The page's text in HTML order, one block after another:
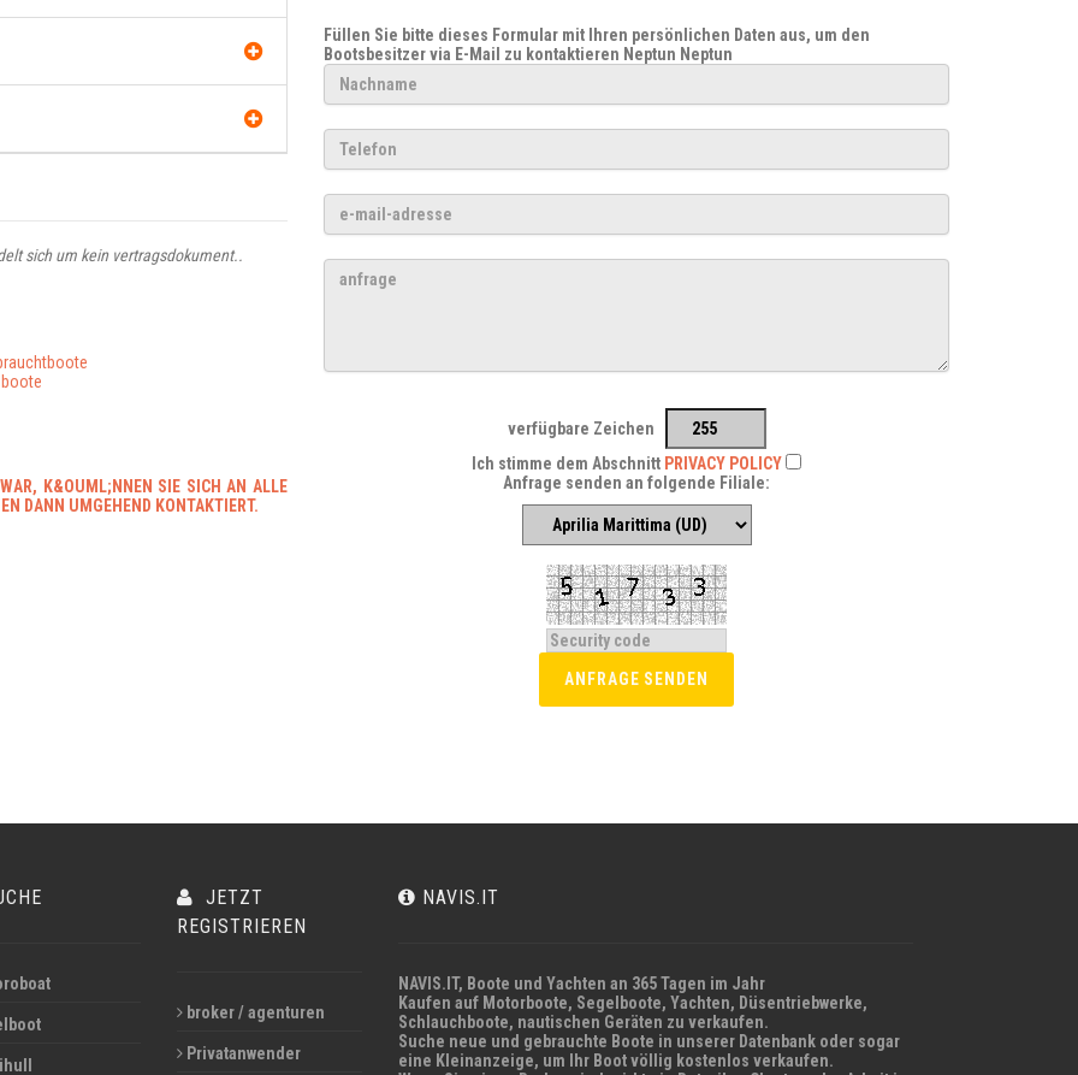
sich um kein vertragsdokument..
K&OUML;NNEN SIE SICH AN ALLE
DANN UMGEHEND KONTAKTIERT.
Füllen Sie bitte dieses Formular mit Ihren persönlichen Daten aus, um den
Bootsbesitzer via E-Mail zu kontaktieren Neptun Neptun
verfügbare Zeichen
Ich stimme dem Abschnitt PRIVACY POLICY
Anfrage senden an folgende Filiale:
JETZT
REGISTRIEREN
broker / agenturen
Privatanwender
NAVIS.IT
NAVIS.IT, Boote und Yachten an 365 Tagen im Jahr
Kaufen auf Motorboote, Segelboote, Yachten, Düsentriebwerke,
Schlauchboote, nautischen Geräten zu verkaufen.
Suche neue und gebrauchte Boote in unserer Datenbank oder sogar
eine Kleinanzeige, um Ihr Boot völlig kostenlos verkaufen.